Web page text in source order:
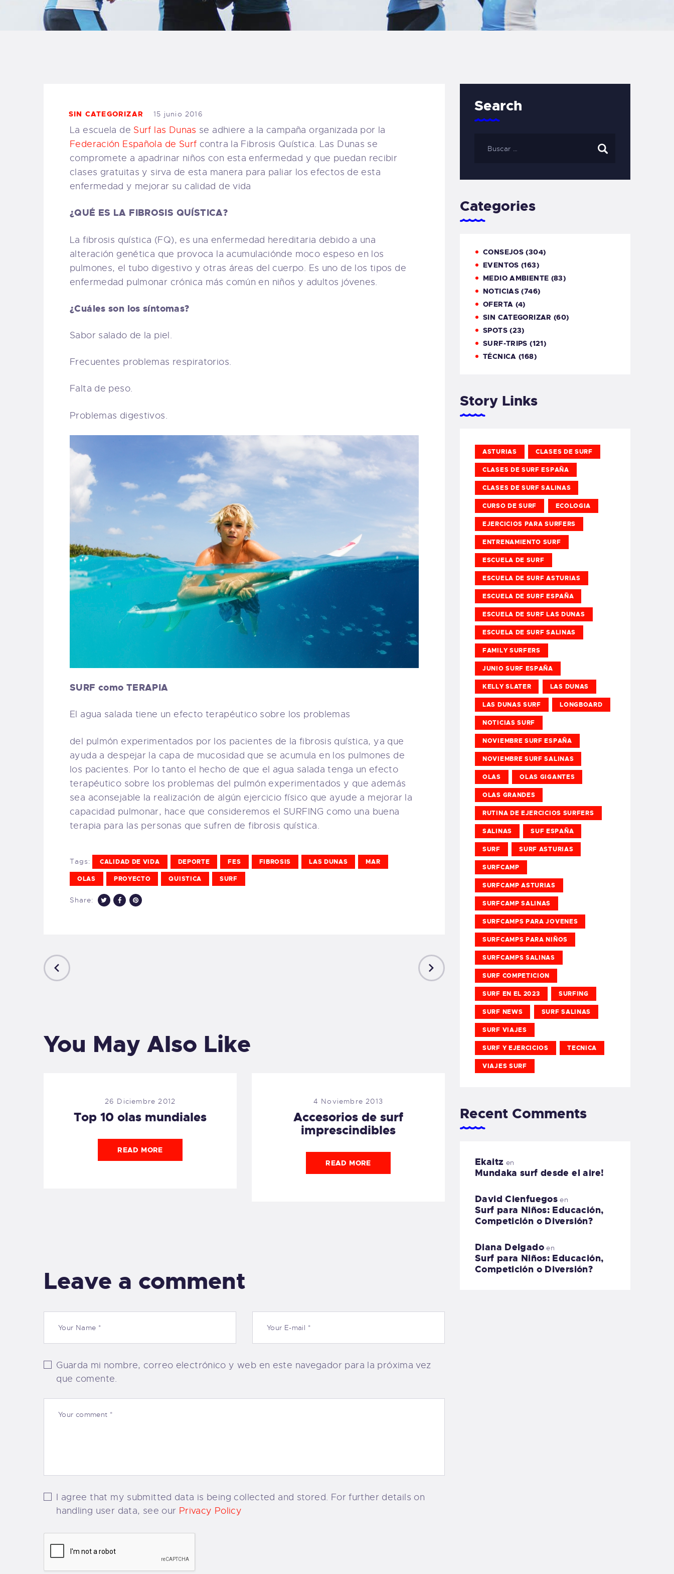
BLOG
TIENDA FAMILY
SURFERS
WEBCAM SALINAS
PEDIDOS
SIN CATEGORIZAR 15 junio 2016
La escuela de Surf las Dunas se adhiere a la campaña organizada por la
Federación Española de Surf contra la Fibrosis Quística. Las Dunas se
compromete a apadrinar niños con esta enfermedad y que puedan recibir
clases gratuitas y sirva de esta manera para paliar los efectos de esta
enfermedad y mejorar su calidad de vida
¿QUÉ ES LA FIBROSIS QUÍSTICA?
La fibrosis quística (FQ), es una enfermedad hereditaria debido a una
alteración genética que provoca la acumulaciónde moco espeso en los
pulmones, el tubo digestivo y otras áreas del cuerpo. Es uno de los tipos de
enfermedad pulmonar crónica más común en niños y adultos jóvenes.
¿Cuáles son los síntomas?
Sabor salado de la piel.
Frecuentes problemas respiratorios.
Falta de peso.
Problemas digestivos.
SURF como TERAPIA
El agua salada tiene un efecto terapéutico sobre los problemas
del pulmón experimentados por los pacientes de la fibrosis quística, ya que
ayuda a despejar la capa de mucosidad que se acumula en los pulmones de
los pacientes. Por lo tanto el hecho de que el agua salada tenga un efecto
terapéutico sobre los problemas del pulmón experimentados y que además
sea aconsejable la realización de algún ejercicio físico que ayude a mejorar la
capacidad pulmonar, hace que consideremos el SURFING como una buena
terapia para las personas que sufren de fibrosis quística.
Tags: CALIDAD DE VIDA DEPORTE FES FIBROSIS LAS DUNAS MAR
OLAS PROYECTO QUISTICA SURF
Share:
You May Also Like
26 Diciembre 2012
Top 10 olas mundiales
READ MORE
4 Noviembre 2013
Accesorios de surf
imprescindibles
READ MORE
Leave a comment
Guarda mi nombre, correo electrónico y web en este navegador para la próxima vez
que comente.
I agree that my submitted data is being collected and stored. For further details on
handling user data, see our Privacy Policy
Search
Categories
CONSEJOS (304)
EVENTOS (163)
MEDIO AMBIENTE (83)
NOTICIAS (746)
OFERTA (4)
SIN CATEGORIZAR (60)
SPOTS(23)
SURF-TRIPS (121)
TÉCNICA (168)
Story Links
ASTURIAS CLASES DE SURF
CLASES DE SURF ESPAÑA
CLASES DE SURF SALINAS
CURSO DE SURF ECOLOGIA
EJERCICIOS PARA SURFERS
ENTRENAMIENTO SURF
ESCUELA DE SURF
ESCUELA DE SURF ASTURIAS
ESCUELA DE SURF ESPAÑA
ESCUELA DE SURF LAS DUNAS
ESCUELA DE SURF SALINAS
FAMILY SURFERS
JUNIO SURF ESPAÑA
KELLY SLATER LAS DUNAS
LAS DUNAS SURF LONGBOARD
NOTICIAS SURF
NOVIEMBRE SURF ESPAÑA
NOVIEMBRE SURF SALINAS
OLAS OLAS GIGANTES
OLAS GRANDES
RUTINA DE EJERCICIOS SURFERS
SALINAS SUF ESPAÑA
SURF SURF ASTURIAS
SURFCAMP
SURFCAMP ASTURIAS
SURFCAMP SALINAS
SURFCAMPS PARA JOVENES
SURFCAMPS PARA NIÑOS
SURFCAMPS SALINAS
SURF COMPETICION
SURF EN EL 2023 SURFING
SURF NEWS SURF SALINAS
SURF VIAJES
SURF Y EJERCICIOS TECNICA
VIAJES SURF
Recent Comments
Ekaitz en
Mundaka surf desde el aire!
David Cienfuegos en
Surf para Niños: Educación,
Competición o Diversión?
Diana Delgadoen
Surf para Niños: Educación,
Competición o Diversión?